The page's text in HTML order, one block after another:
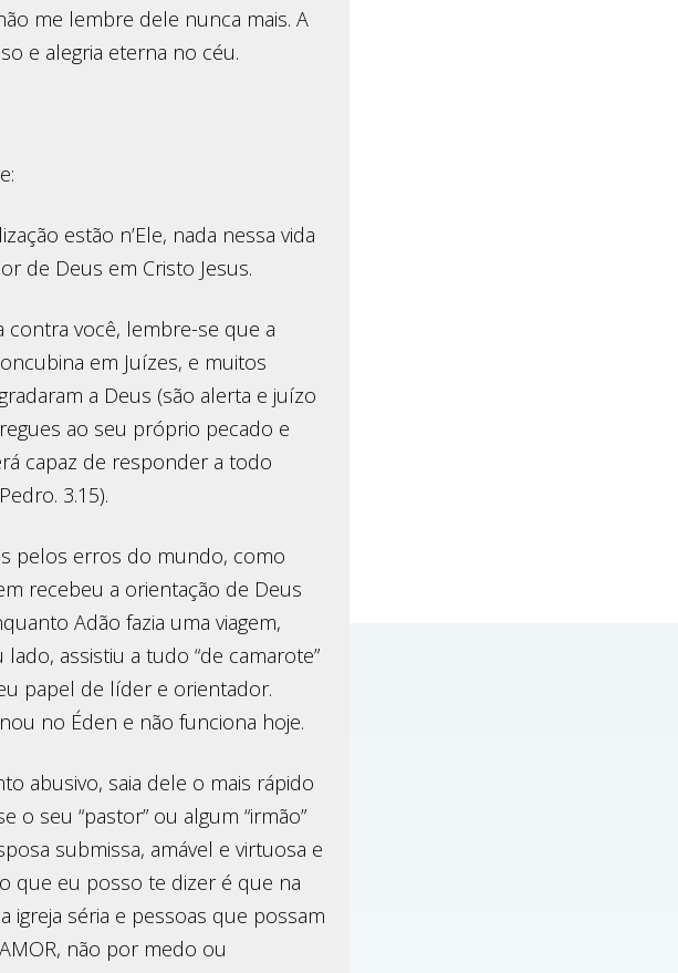
me lembre dele nunca mais. A
e alegria eterna no céu.
estão n’Ele, nada nessa vida
de Deus em Cristo Jesus.
contra você, lembre-se que a
em Juízes, e muitos
a Deus (são alerta e juízo
ao seu próprio pecado e
capaz de responder a todo
3.15).
pelos erros do mundo, como
recebeu a orientação de Deus
Adão fazia uma viagem,
assistiu a tudo “de camarote”
papel de líder e orientador.
no Éden e não funciona hoje.
abusivo, saia dele o mais rápido
o seu “pastor” ou algum “irmão”
submissa, amável e virtuosa e
que eu posso te dizer é que na
igreja séria e pessoas que possam
não por medo ou